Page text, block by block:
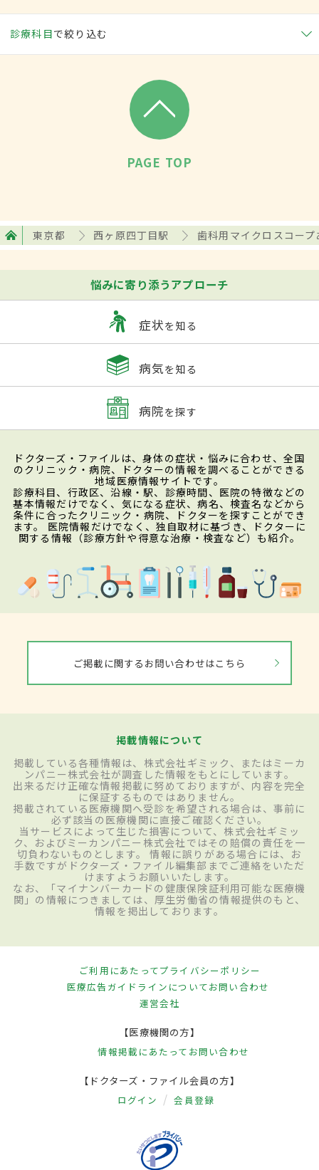
診療科目で絞り込む
PAGE TOP
東京都 西ヶ原四丁目駅 歯科用マイクロスコープ
悩みに寄り添うアプローチ
症状を知る
病気を知る
病院を探す
ドクターズ・ファイルは、身体の症状・悩みに合わせ、全国
のクリニック・病院、ドクターの情報を調べることができる
地域医療情報サイトです。
診療科目、行政区、沿線・駅、診療時間、医院の特徴などの
基本情報だけでなく、気になる症状、病名、検査名などから
条件に合ったクリニック・病院、ドクターを探すことができ
ます。 医院情報だけでなく、独自取材に基づき、ドクターに
関する情報（診療方針や得意な治療・検査など）も紹介。
ご掲載に関するお問い合わせはこちら
掲載情報について
掲載している各種情報は、株式会社ギミック、またはミーカ
ンパニー株式会社が調査した情報をもとにしています。
出来るだけ正確な情報掲載に努めておりますが、内容を完全
に保証するものではありません。
掲載されている医療機関へ受診を希望される場合は、事前に
必ず該当の医療機関に直接ご確認ください。
当サービスによって生じた損害について、株式会社ギミッ
ク、およびミーカンパニー株式会社ではその賠償の責任を一
切負わないものとします。 情報に誤りがある場合には、お
手数ですがドクターズ・ファイル編集部までご連絡をいただ
けますようお願いいたします。
なお、「マイナンバーカードの健康保険証利用可能な医療機
関」の情報につきましては、厚生労働省の情報提供のもと、
情報を掲出しております。
ご利用にあたってプライバシーポリシー
医療広告ガイドラインについてお問い合わせ
運営会社
【医療機関の方】
情報掲載にあたって お問い合わせ
【ドクターズ・ファイル会員の方】
ログイン 会員登録